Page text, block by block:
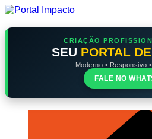
Ir
o
CRIAÇÃO
SEU PORTAL
Moderno • Responsivo
FALE NO